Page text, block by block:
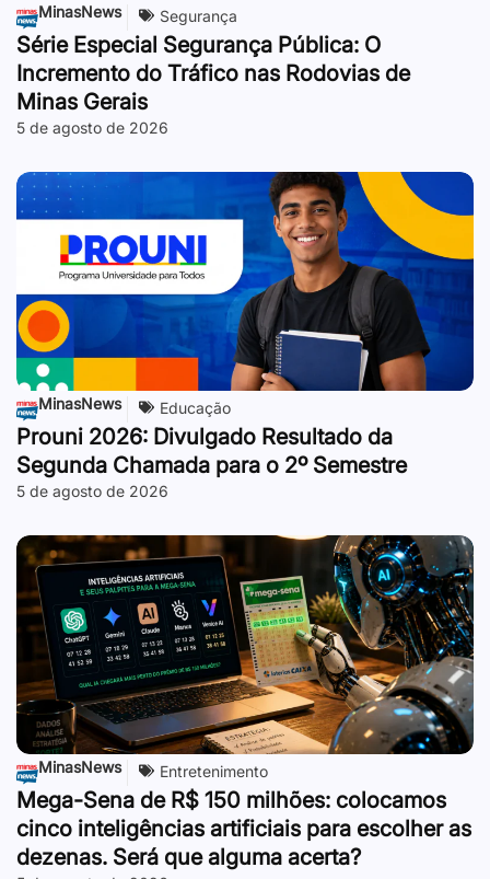
MinasNews Segurança
Série Especial Segurança Pública: O
Incremento do Tráfico nas Rodovias de
Minas Gerais
5 de agosto de 2026
MinasNews Educação
Prouni 2026: Divulgado Resultado da
Segunda Chamada para o 2º Semestre
5 de agosto de 2026
MinasNews Entretenimento
Mega-Sena de R$ 150 milhões: colocamos
cinco inteligências artificiais para escolher as
dezenas. Será que alguma acerta?